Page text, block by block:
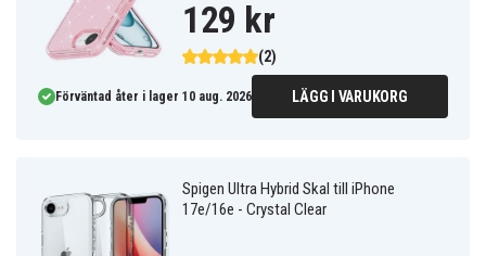
(2)
129 kr
Förväntad åter i lager 10 aug. 2026 LÄGG I VARUKORG
Spigen Ultra Hybrid Skal till iPhone
17e/16e - Crystal Clear